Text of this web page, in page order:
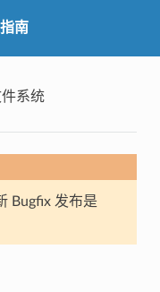
南
件系统
Bugfix 发布是